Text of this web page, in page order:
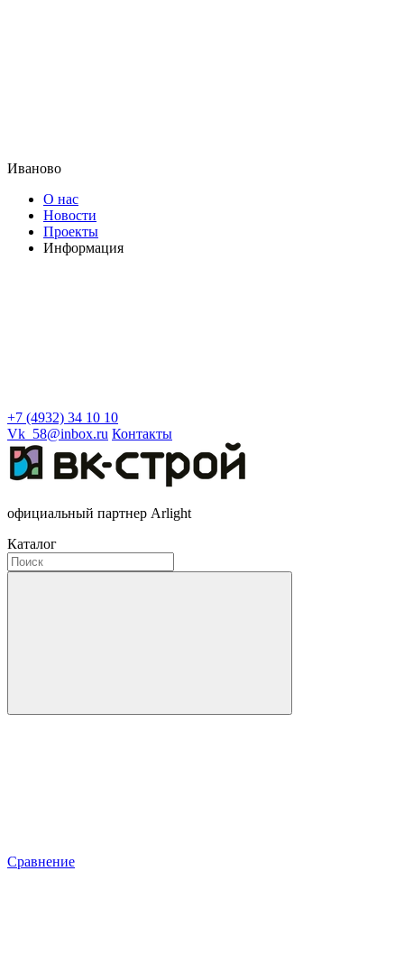
Иваново
О нас
Новости
Проекты
Информация
+7 (4932) 34 10 10
Vk_58@inbox.ru Контакты
официальный партнер Arlight
Каталог
Сравнение